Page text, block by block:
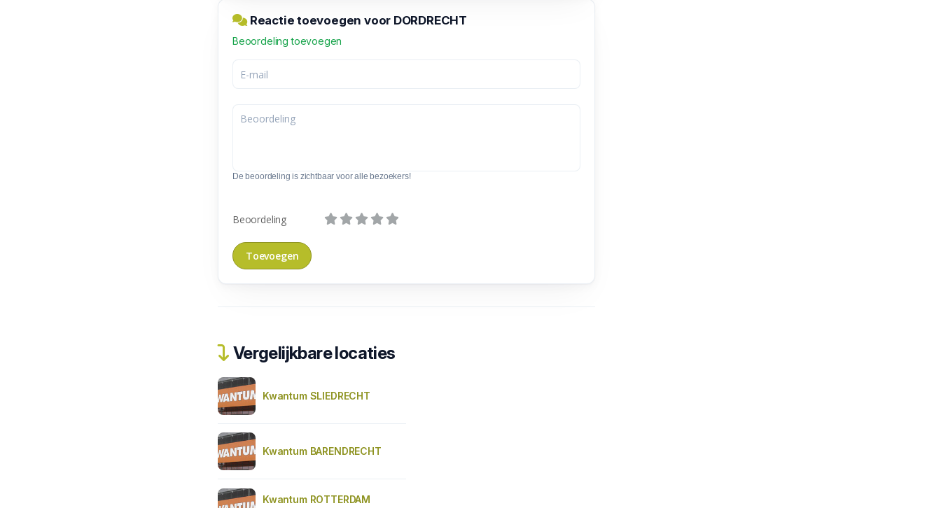
Reactie toevoegen voor DORDRECHT
Beoordeling toevoegen
De beoordeling is zichtbaar voor alle bezoekers!
Beoordeling
Vergelijkbare locaties
Kwantum SLIEDRECHT
Kwantum BARENDRECHT
Kwantum ROTTERDAM